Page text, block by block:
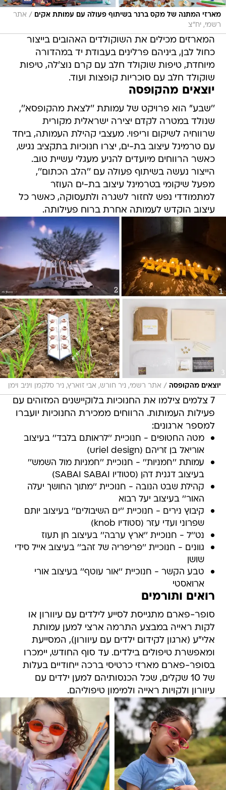
מארזי המתנה של מקס ברנר בשיתוף פעולה עם עמותת אקים / אתר
רשמי, יח"צ
המארזים מכילים את השוקולדים האהובים בייצור
כחול לבן, ביניהם פרלינים בעבודת יד במהדורה
מיוחדת, טיפות שוקולד חלב עם קרם נוצ'לה, טיפות
שוקולד חלב עם סוכריות קופצות ועוד.
יוצאים מהקופסה
''שבע" הוא פרויקט של עמותת ''לצאת מהקופסא'',
שנולד במטרה לקדם יצירה ישראלית מקורית
שרווחיה לשיקום וריפוי. מעצבי קהילת העמותה, ביחד
עם טרמינל עיצוב בת-ים, יצרו חנוכיות בתקציב נגיש,
כאשר הרווחים מיועדים להניע מעגלי עשיית טוב.
הייצור נעשה בשיתוף פעולה עם ''הלב הכתום'',
מפעל שיקומי בטרמינל עיצוב בת-ים העוזר
למתמודדי נפש לחזור לשגרה ולתעסוקה, כאשר כל
עיצוב הוקדש לעמותה אחרת ברוח פעילותה.
יוצאים מהקופסה / אתר רשמי, ניר חורש, אבי זוארץ, ניר סלקמן ויניב וימן
7 צלמים צילמו את החנוכיות בלוקיישנים המזוהים עם
פעילות העמותות. הרווחים ממכירת החנוכיות יועברו
למספר ארגונים:
מטה החטופים - חנוכיית ''לראותם בלבד'' בעיצוב
אוריאל בן זריהם (uriel design)
עמותת ''חמניות'' - חנוכיית ''חמניות מול השמש''
בעיצוב דגנית דהן (סטודיו SABAI SABAI)
קהילת שבט הנובה - חנוכיית ''מתוך החושך יעלה
האור'' בעיצוב יעל רבוא
קיבוץ נירים - חנוכיית ''ים השיבולים'' בעיצוב יותם
שפרוני ועדי עזר (סטודיו knob)
נט''ל - חנוכיית ''ארץ ערבה'' בעיצוב חן תעוז
גוונים - חנוכיית ''פריפריה של זהב'' בעיצוב אייל סידי
שושן
טבע הקשר - חנוכיית ''אור עוטף'' בעיצוב אורי
ארואסטי
רואים ותורמים
סופר-פארם מתגייסת לסייע לילדים עם עיוורון או
לקות ראייה במבצע התרמה ארצי למען עמותת
אלי"ע (ארגון לקידום ילדים עם עיוורון), המסייעת
ומאפשרת טיפולים בילדים. עד סוף החודש, יימכרו
בסופר-פארם מארזי כרטיסי ברכה ייחודיים בעלות
של 10 שקלים, שכל הכנסותיהם למען ילדים עם
עיוורון ולקויות ראייה ולמימון טיפוליהם.